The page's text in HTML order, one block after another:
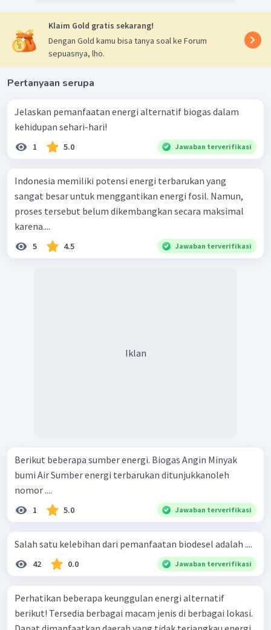
Klaim Gold gratis sekarang!
Dengan Gold kamu bisa tanya soal ke Forum
sepuasnya, lho.
Pertanyaan serupa
Jelaskan pemanfaatan energi alternatif biogas dalam
kehidupan sehari-hari!
1 5.0 Jawaban terverifikasi
Indonesia memiliki potensi energi terbarukan yang
sangat besar untuk menggantikan energi fosil. Namun,
proses tersebut belum dikembangkan secara maksimal
karena....
5 4.5 Jawaban terverifikasi
Iklan
Berikut beberapa sumber energi. Biogas Angin Minyak
bumi Air Sumber energi terbarukan ditunjukkanoleh
nomor ....
1 5.0 Jawaban terverifikasi
Salah satu kelebihan dari pemanfaatan biodesel adalah ....
42 0.0 Jawaban terverifikasi
Perhatikan beberapa keunggulan energi alternatif
berikut! Tersedia berbagai macam jenis di berbagai lokasi.